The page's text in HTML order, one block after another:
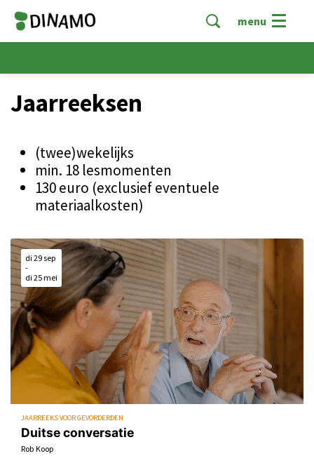
menu
Jaarreeksen
(twee)wekelijks
min. 18 lesmomenten
130 euro (exclusief eventuele
materiaalkosten)
Duitse conversatie
Rob Koop
JAARREEKS VOOR GEVORDERDEN
di 29 sep
-
di 25 mei